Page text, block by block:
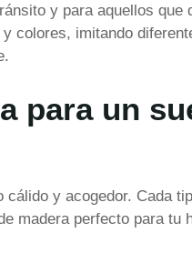
y para aquellos que
colores, imitando
para un
y acogedor. Cada
madera perfecto para tu